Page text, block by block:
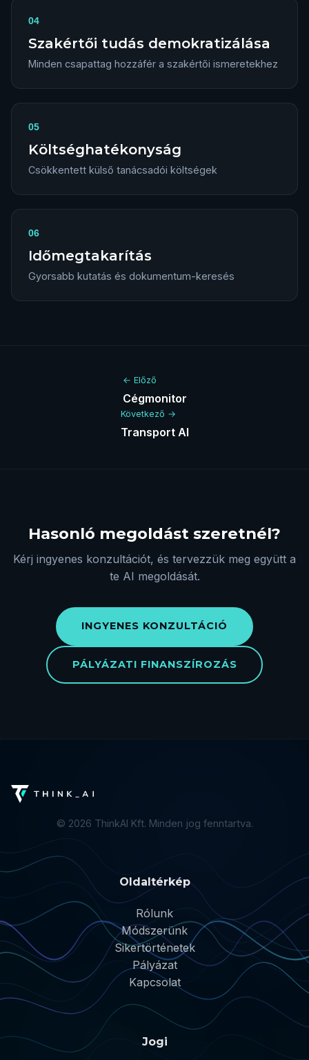
04
Szakértői tudás demokratizálása
Minden csapattag hozzáfér a szakértői ismeretekhez
05
Költséghatékonyság
Csökkentett külső tanácsadói költségek
06
Időmegtakarítás
Gyorsabb kutatás és dokumentum-keresés
← Előző
Cégmonitor
Következő →
Transport AI
Hasonló megoldást szeretnél?
Kérj ingyenes konzultációt, és tervezzük meg együtt a
te AI megoldását.
INGYENES KONZULTÁCIÓ
PÁLYÁZATI FINANSZÍROZÁS
© 2026 ThinkAI Kft. Minden jog fenntartva.
Oldaltérkép
Rólunk
Módszerünk
Sikertörténetek
Pályázat
Kapcsolat
Jogi